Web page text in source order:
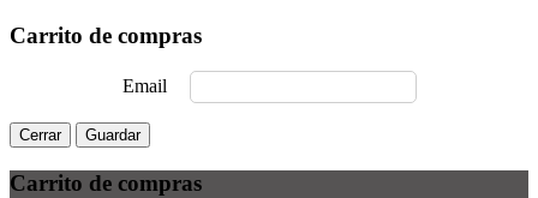
Carrito de compras
Email
Cerrar Guardar
Carrito de compras